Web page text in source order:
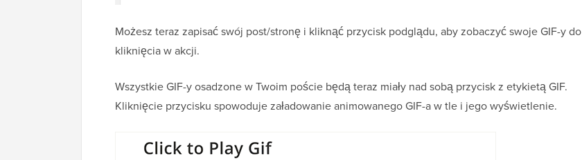
Możesz teraz zapisać swój post/stronę i kliknąć przycisk podglądu, aby zobaczyć swoje GIF-y do
kliknięcia w akcji.
Wszystkie GIF-y osadzone w Twoim poście będą teraz miały nad sobą przycisk z etykietą GIF.
Kliknięcie przycisku spowoduje załadowanie animowanego GIF-a w tle i jego wyświetlenie.